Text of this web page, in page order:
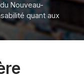
Nouveau-
quant aux